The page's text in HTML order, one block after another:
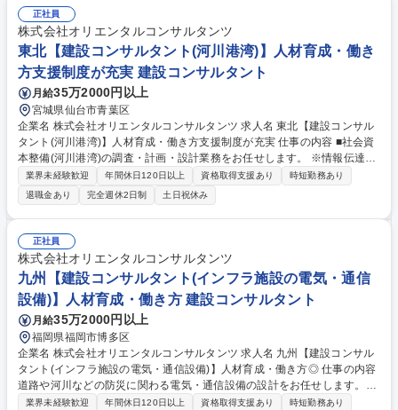
正社員
株式会社オリエンタルコンサルタンツ
東北【建設コンサルタント(河川港湾)】人材育成・働き
方支援制度が充実 建設コンサルタント
月給35万2000円以上
宮城県仙台市青葉区
企業名 株式会社オリエンタルコンサルタンツ 求人名 東北【建設コンサル
タント(河川港湾)】人材育成・働き方支援制度が充実 仕事の内容 ■社会資
本整備(河川港湾)の調査・計画・設計業務をお任せします。 ※情報伝達シ
ステムも駆使した総合的な提案が可能。技術力は新規開発・拡張計画、運
営、維持管理等、幅広く提供する程の評価を獲得 ・新規港湾開発計画か
ら、大規模港湾の拡張計画、運営/維持管理までのあらゆる分野に技術を提
供。提供先も商港、漁港、旅客港など、多岐にわたっています。また、津
波などの自然災害から、国/地域を守る為の海岸保全にも取り組んでいま
す。 ◎大磯港の付帯施設として、バリアフリーの防災船着き場を設計。モ
ルティブヘ海岸護岸を建設し、大津波被害の回避に貢献しました。 募集職
種 東北【建設コンサルタント(河川港湾)】人材育成・働き方支援制度が充
実
業界未経験歓迎 年間休日120日以上 資格取得支援あり
時短勤務あり
退職金あり
完全週休2日制 土日祝休み
正社員
株式会社オリエンタルコンサルタンツ
九州【建設コンサルタント(インフラ施設の電気・通信
設備)】人材育成・働き方 建設コンサルタント
月給35万2000円以上
福岡県福岡市博多区
企業名 株式会社オリエンタルコンサルタンツ 求人名 九州【建設コンサル
タント(インフラ施設の電気・通信設備)】人材育成・働き方◎ 仕事の内容
道路や河川などの防災に関わる電気・通信設備の設計をお任せします。コ
ンサルタントとして、発注者に近い立場でインフラ整備に携わることがで
業界未経験歓迎 年間休日120日以上 資格取得支援あり
時短勤務あり